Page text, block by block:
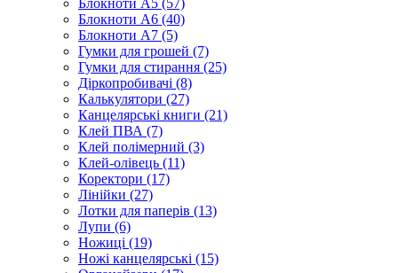
Блокноти А5 (57)
Блокноти А6 (40)
Блокноти А7 (5)
Гумки для грошей (7)
Гумки для стирання (25)
Діркопробивачі (8)
Калькулятори (27)
Канцелярські книги (21)
Клей ПВА (7)
Клей полімерний (3)
Клей-олівець (11)
Коректори (17)
Лінійки (27)
Лотки для паперів (13)
Лупи (6)
Ножиці (19)
Ножі канцелярські (15)